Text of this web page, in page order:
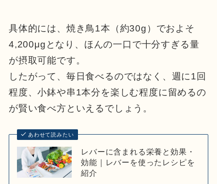
具体的には、焼き鳥1本（約30g）でおよそ
4,200μgとなり、ほんの一口で十分すぎる量
が摂取可能です。
したがって、毎日食べるのではなく、週に1回
程度、小鉢や串1本分を楽しむ程度に留めるの
が賢い食べ方といえるでしょう。
あわせて読みたい
レバーに含まれる栄養と効果・
効能｜レバーを使ったレシピを
紹介